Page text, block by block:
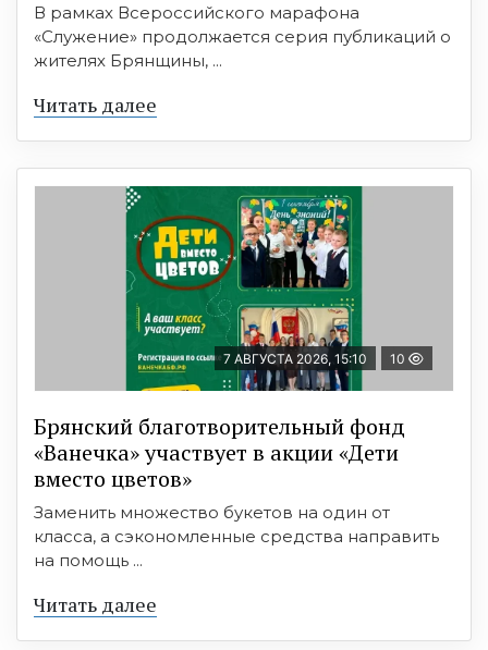
В рамках Всероссийского марафона
«Служение» продолжается серия публикаций о
жителях Брянщины, ...
Читать далее
7 АВГУСТА 2026, 15:10 10
Брянский благотворительный фонд
«Ванечка» участвует в акции «Дети
вместо цветов»
Заменить множество букетов на один от
класса, а сэкономленные средства направить
на помощь ...
Читать далее